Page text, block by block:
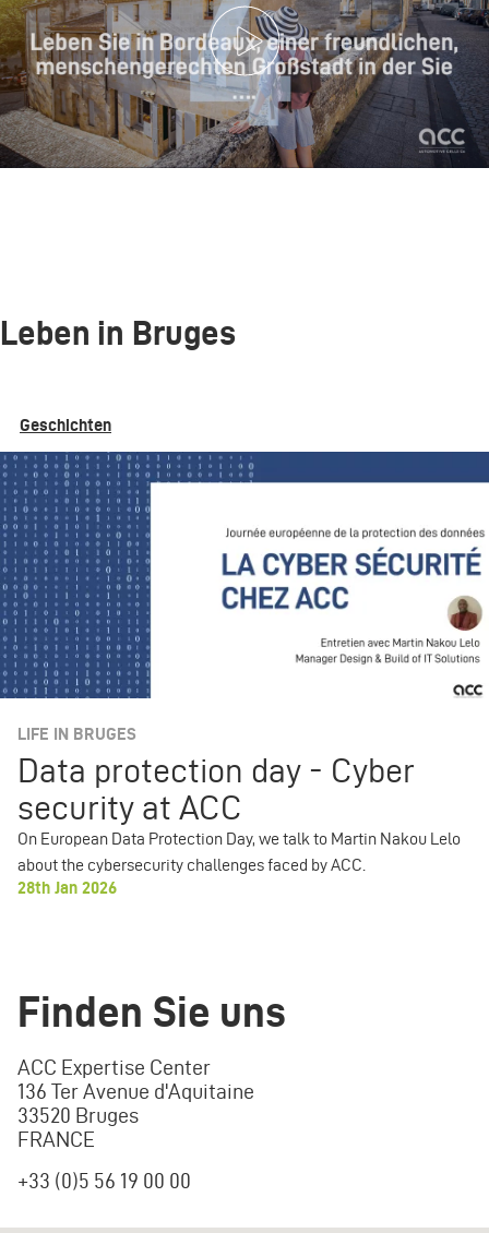
Leben in Bruges
Geschichten
LIFE IN BRUGES
Data protection day - Cyber
security at ACC
On European Data Protection Day, we talk to Martin Nakou Lelo
about the cybersecurity challenges faced by ACC.
28th Jan 2026
Finden Sie uns
ACC Expertise Center
136 Ter Avenue d'Aquitaine
33520 Bruges
FRANCE
+33 (0)5 56 19 00 00